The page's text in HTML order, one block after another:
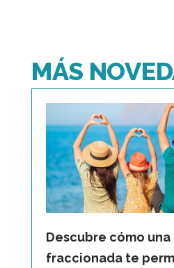
MÁS
Descubre cómo
fraccionada te